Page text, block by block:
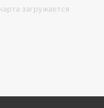
загружается